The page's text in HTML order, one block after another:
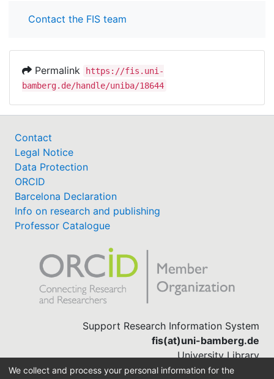
Contact the FIS team
Permalink
https://fis.uni-
bamberg.de/handle/uniba/18644
Contact
Legal Notice
Data Protection
ORCID
Barcelona Declaration
Info on research and publishing
Professor Catalogue
Support Research Information System
fis(at)uni-bamberg.de
University Library
(0951) 863-1568
We collect and process your personal information for the